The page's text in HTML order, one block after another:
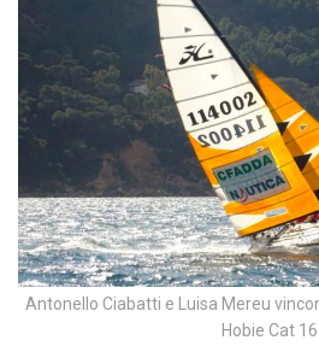
Antonello Ciabatti e Luisa Mereu
Hobie Cat 16